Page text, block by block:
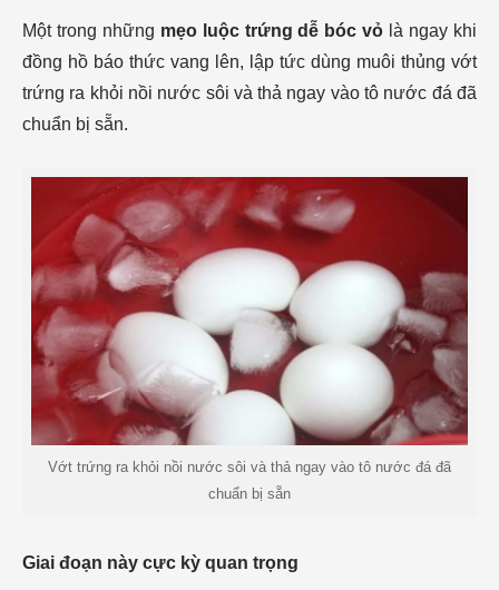
Một trong những mẹo luộc trứng dễ bóc vỏ là ngay khi
đồng hồ báo thức vang lên, lập tức dùng muôi thủng vớt
trứng ra khỏi nồi nước sôi và thả ngay vào tô nước đá đã
chuẩn bị sẵn.
Vớt trứng ra khỏi nồi nước sôi và thả ngay vào tô nước đá đã
chuẩn bị sẵn
Giai đoạn này cực kỳ quan trọng